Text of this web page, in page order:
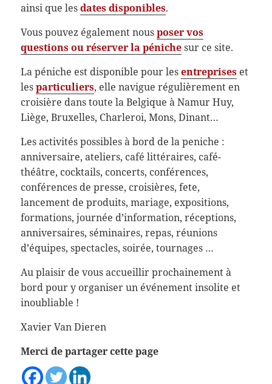
ainsi que lesdates disponibles.
Vous pouvez également nousposer vos
questions ou réserver la pénichesur ce site.
La péniche est disponible pour lesentreprises et
lesparticuliers, elle navigue régulièrement en
croisière dans toute la Belgique à Namur Huy,
Liège, Bruxelles, Charleroi, Mons, Dinant…
Les activités possibles à bord de la peniche :
anniversaire, ateliers, café littéraires, café-
théâtre, cocktails, concerts, conférences,
conférences de presse, croisières, fete,
lancement de produits, mariage, expositions,
formations, journée d’information, réceptions,
anniversaires, séminaires, repas, réunions
d’équipes, spectacles, soirée, tournages …
Au plaisir de vous accueillir prochainement à
bord pour y organiser un événement insolite et
inoubliable !
Xavier Van Dieren
Merci de partager cette page